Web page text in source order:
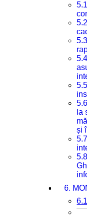
la
și
6.